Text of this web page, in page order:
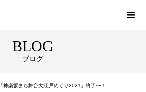
BLOG
ブログ
「神楽坂まち舞台大江戸めぐり2021」終了〜！